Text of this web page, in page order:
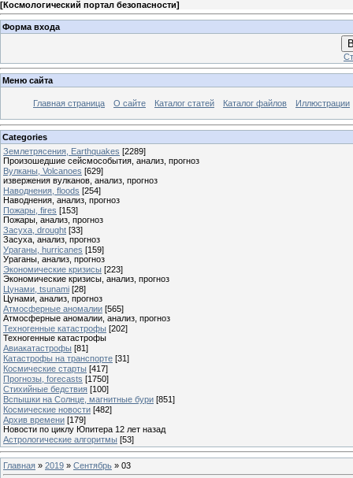
[Космологический портал безопасности]
Форма входа
Меню сайта
Главная страница О сайте Каталог статей Каталог файлов Иллюстрации
Categories
Землетрясения, Earthquakes [2289]
Произошедшие сейсмособытия, анализ, прогноз
Вулканы, Volcanoes [629]
извержения вулканов, анализ, прогноз
Наводнения, floods [254]
Наводнения, анализ, прогноз
Пожары, fires [153]
Пожары, анализ, прогноз
Засуха, drought [33]
Засуха, анализ, прогноз
Ураганы, hurricanes [159]
Ураганы, анализ, прогноз
Экономические кризисы [223]
Экономические кризисы, анализ, прогноз
Цунами, tsunami [28]
Цунами, анализ, прогноз
Атмосферные аномалии [565]
Атмосферные аномалии, анализ, прогноз
Техногенные катастрофы [202]
Техногенные катастрофы
Авиакатастрофы [81]
Катастрофы на транспорте [31]
Космические старты [417]
Прогнозы, forecasts [1750]
Стихийные бедствия [100]
Вспышки на Солнце, магнитные бури [851]
Космические новости [482]
Архив времени [179]
Новости по циклу Юпитера 12 лет назад
Астрологические алгоритмы [53]
Главная » 2019 » Сентябрь » 03